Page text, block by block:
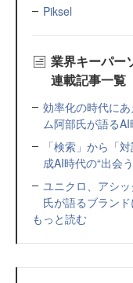
Piksel
業界キーパー
連載記事一覧
効率化の時代に
ム阿部氏が語る
「検索」から「
成AI時代の“出会
ユニクロ、アシ
氏が語るブラン
もっと読む